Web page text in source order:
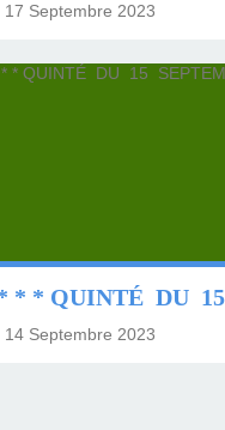
17 Septembre 2023
14 Septembre 2023